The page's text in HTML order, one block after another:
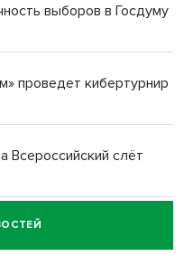
женой вошли в топ-16
в Искитиме
выборов в Госдуму
проведет кибертурнир
Всероссийский слёт
обеспечит
в Новосибирской